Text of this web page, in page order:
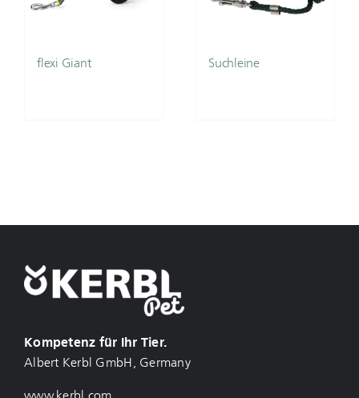
flexi Giant Suchleine
Kompetenz für Ihr Tier.
Albert Kerbl GmbH, Germany